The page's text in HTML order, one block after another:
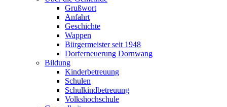
Grußwort
Anfahrt
Geschichte
Wappen
Bürgermeister seit 1948
Dorferneuerung Dornwang
Bildung
Kinderbetreuung
Schulen
Schulkindbetreuung
Volkshochschule